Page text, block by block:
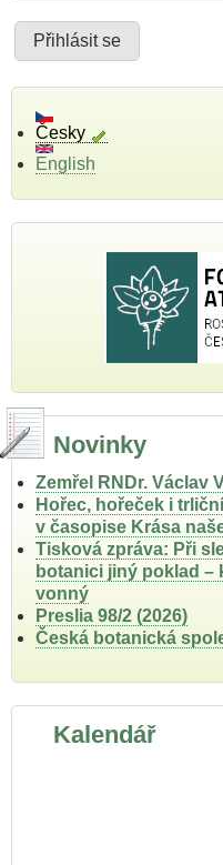
Česky
English
Novinky
Zemřel RNDr. Václav
Hořec, hořeček i
v časopise Krása
Tisková zpráva: Při
botanici jiný poklad
vonný
Preslia 98/2 (2026)
Česká botanická
Kalendář